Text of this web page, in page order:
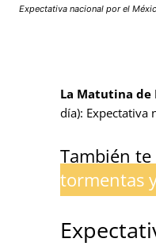
Expectativa nacional por el
La Matutina de
día): Expectativa
También
tormentas